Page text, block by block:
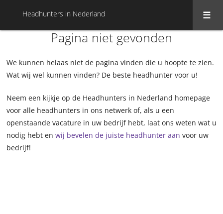
Headhunters in Nederland
Pagina niet gevonden
We kunnen helaas niet de pagina vinden die u hoopte te zien.
Wat wij wel kunnen vinden? De beste headhunter voor u!
Neem een kijkje op de Headhunters in Nederland homepage
voor alle headhunters in ons netwerk of, als u een
openstaande vacature in uw bedrijf hebt, laat ons weten wat u
nodig hebt en wij bevelen de juiste headhunter aan voor uw
bedrijf!